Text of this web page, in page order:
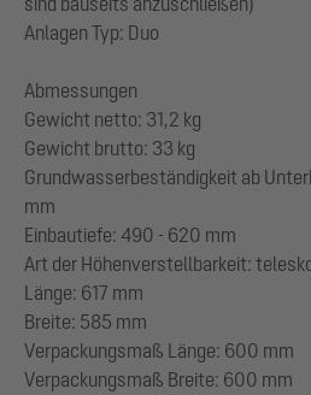
Anlagen Typ: Duo
Abmessungen
Gewicht netto: 31,2 kg
Gewicht brutto: 33 kg
Grundwasserbeständigkeit ab
mm
Einbautiefe: 490 - 620 mm
Art der Höhenverstellbarkeit:
Länge: 617 mm
Breite: 585 mm
Verpackungsmaß Länge: 600 mm
Verpackungsmaß Breite: 600 mm